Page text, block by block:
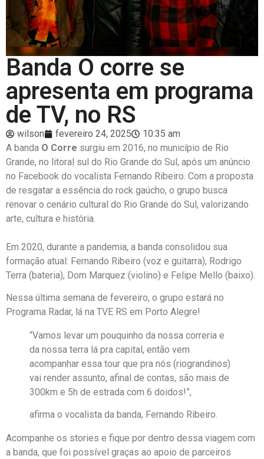
Banda O corre se
apresenta em programa
de TV, no RS
wilson fevereiro 24, 2025
10:35 am
A banda O Corre surgiu em 2016, no município de Rio
Grande, no litoral sul do Rio Grande do Sul, após um anúncio
no Facebook do vocalista Fernando Ribeiro. Com a proposta
de resgatar a essência do rock gaúcho, o grupo busca
renovar o cenário cultural do Rio Grande do Sul, valorizando
arte, cultura e história.
Em 2020, durante a pandemia, a banda consolidou sua
formação atual: Fernando Ribeiro (voz e guitarra), Rodrigo
Terra (bateria), Dom Marquez (violino) e Felipe Mello (baixo).
Nessa última semana de fevereiro, o grupo estará no
Programa Radar, lá na TVE RS em Porto Alegre!
“Vamos levar um pouquinho da nossa correria e
da nossa terra lá pra capital, então vem
acompanhar essa tour que pra nós (riograndinos)
vai render assunto, afinal de contas, são mais de
300km e 5h de estrada com 6 doidos!”,
afirma o vocalista da banda, Fernando Ribeiro.
Acompanhe os stories e fique por dentro dessa viagem com
a banda, que foi possível graças ao apoio de parceiros